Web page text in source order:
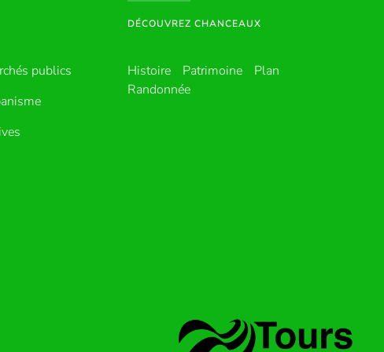
publics
DÉCOUVREZ CHANCEAUX
Histoire Patrimoine
Plan
Randonnée